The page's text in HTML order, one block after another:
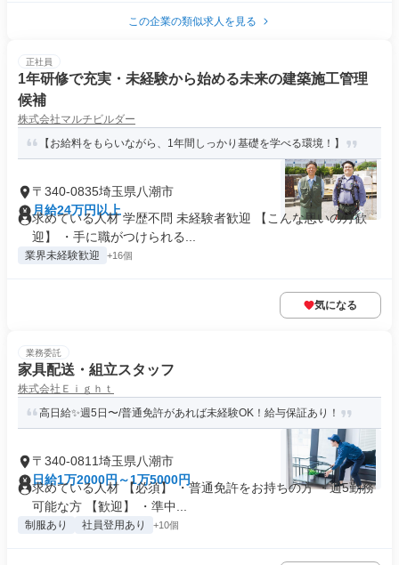
この企業の類似求人を見る
正社員
1年研修で充実・未経験から始める未来の建築施工管理
候補
株式会社マルチビルダー
【お給料をもらいながら、1年間しっかり基礎を学べる環境！】
〒340-0835埼玉県八潮市
月給24万円以上
求めている人材 学歴不問 未経験者歓迎 【こんな思いの方歓
迎】 ・手に職がつけられる...
業界未経験歓迎 +16個
気になる
業務委託
家具配送・組立スタッフ
株式会社Ｅｉｇｈｔ
高日給✨週5日〜/普通免許があれば未経験OK！給与保証あり！
〒340-0811埼玉県八潮市
日給1万2000円～1万5000円
求めている人材 【必須】 ・普通免許をお持ちの方 ・週5勤務
可能な方 【歓迎】 ・準中...
制服あり 社員登用あり +10個